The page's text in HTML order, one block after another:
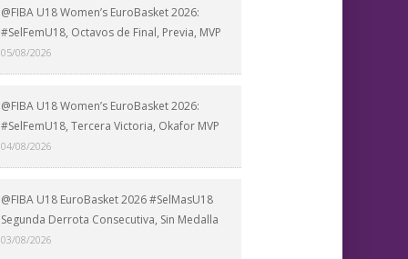
@FIBA U18 Women’s EuroBasket 2026:
#SelFemU18, Octavos de Final, Previa, MVP
05/08/2026
@FIBA U18 Women’s EuroBasket 2026:
#SelFemU18, Tercera Victoria, Okafor MVP
04/08/2026
@FIBA U18 EuroBasket 2026 #SelMasU18
Segunda Derrota Consecutiva, Sin Medalla
03/08/2026